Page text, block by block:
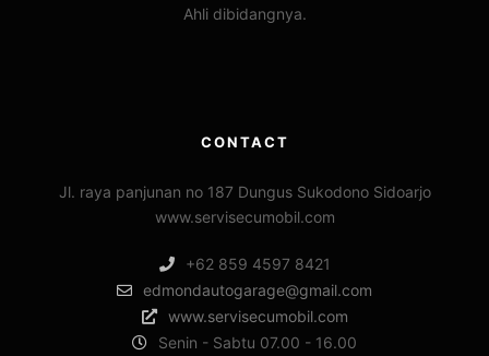
Ahli dibidangnya.
CONTACT
Jl. raya panjunan no 187 Dungus Sukodono Sidoarjo
www.servisecumobil.com
+62 859 4597 8421
edmondautogarage@gmail.com
www.servisecumobil.com
Senin - Sabtu 07.00 - 16.00